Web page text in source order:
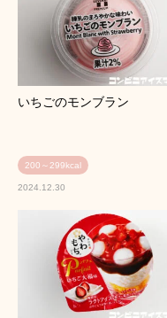
いちごのモンブラン
200～299kcal
2024.12.30